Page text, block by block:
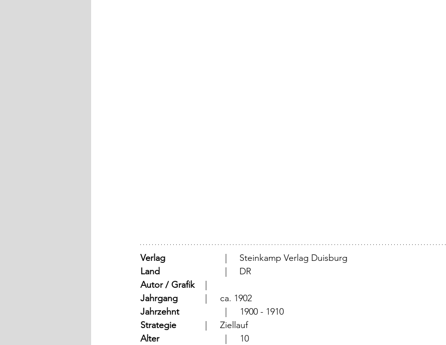
Verlag
			  |     Steinkamp Verlag Duisburg
Land
			  |     DR
Autor / Grafik
Jahrgang
		  |	ca. 1902
Jahrzehnt
		  |	1900 - 1910
Strategie
		  |	Ziellauf
Alter
			  |	10